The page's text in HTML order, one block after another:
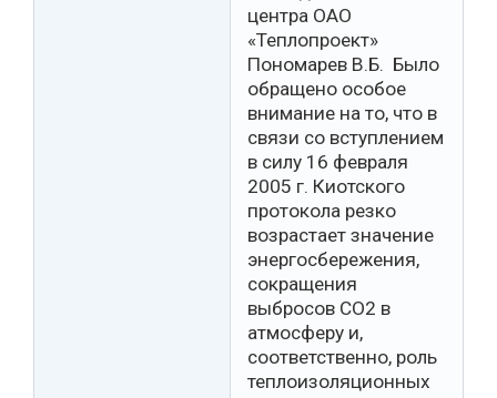
центра ОАО
«Теплопроект»
Пономарев В.Б. Было
обращено особое
внимание на то, что в
связи со вступлением
в силу 16 февраля
2005 г. Киотского
протокола резко
возрастает значение
энергосбережения,
сокращения
выбросов СО2 в
атмосферу и,
соответственно, роль
теплоизоляционных